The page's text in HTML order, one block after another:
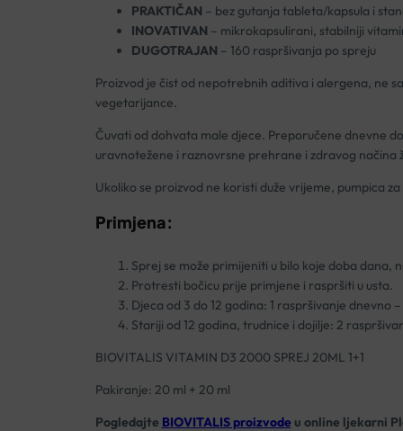
PRAKTIČAN – bez gutanja tableta/kapsula i
INOVATIVAN – mikrokapsulirani, stabilniji
DUGOTRAJAN – 160 raspršivanja po spreju
Proizvod je čist od nepotrebnih aditiva i alergena, ne
vegetarijance.
Čuvati od dohvata male djece. Preporučene dnevne
uravnotežene i raznovrsne prehrane i zdravog načina
Ukoliko se proizvod ne koristi duže vrijeme, pumpica
Primjena:
Sprej se može primijeniti u bilo koje doba dana,
Protresti bočicu prije primjene i raspršiti u usta.
Djeca od 3 do 12 godina: 1 raspršivanje dnevno –
Stariji od 12 godina, trudnice i dojilje: 2
BIOVITALIS VITAMIN D3 2000 SPREJ 20ML 1+1
Pakiranje: 20 ml + 20 ml
Pogledajte BIOVITALIS proizvodeu online ljekarni